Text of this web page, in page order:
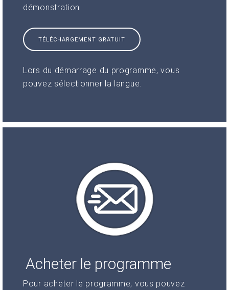
démonstration
TÉLÉCHARGEMENT GRATUIT
Lors du démarrage du programme, vous
pouvez sélectionner la langue.
Acheter le programme
Pour acheter le programme, vous pouvez